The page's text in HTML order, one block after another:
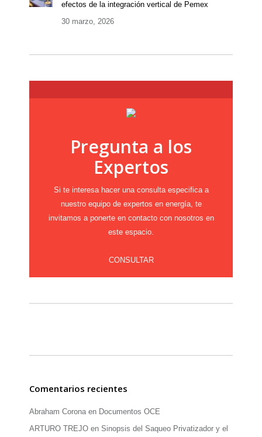
efectos de la integración vertical de Pemex
30 marzo, 2026
Pregunta a los
Expertos
Si te interesa hacer una consulta especifica a
nuestro equipo de expertos en energía, te
invitamos a ponerte en contacto con nosotros en
este espacio.
CONSULTAR
Comentarios recientes
Abraham Corona en Documentos OCE
ARTURO TREJO en Sinopsis del Saqueo Privatizador y el